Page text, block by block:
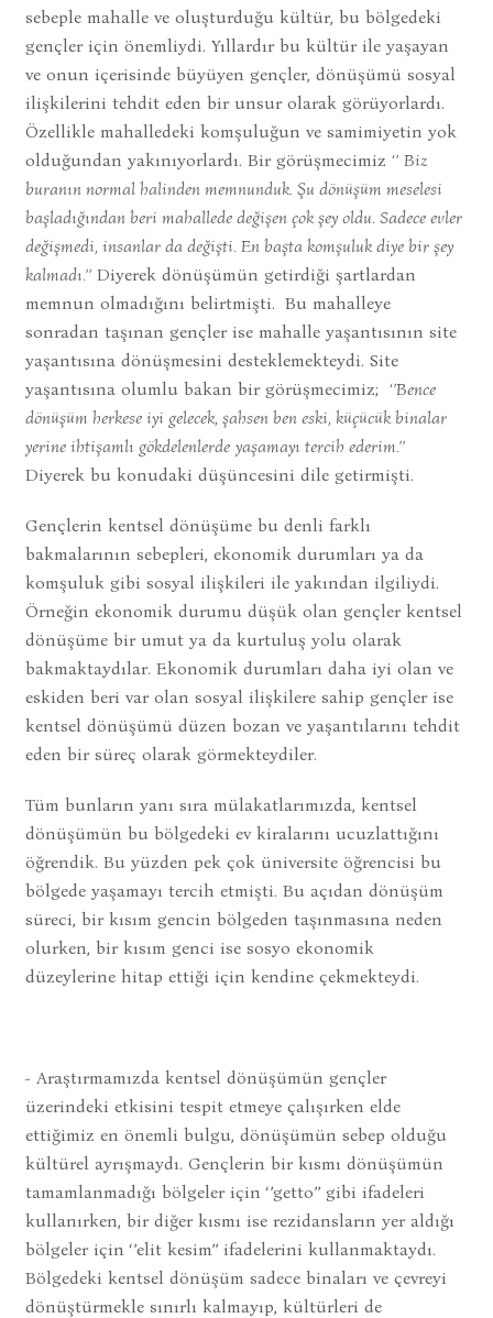
sebeple mahalle ve oluşturduğu kültür, bu bölgedeki
gençler için önemliydi. Yıllardır bu kültür ile yaşayan
ve onun içerisinde büyüyen gençler, dönüşümü sosyal
ilişkilerini tehdit eden bir unsur olarak görüyorlardı.
Özellikle mahalledeki komşuluğun ve samimiyetin yok
olduğundan yakınıyorlardı. Bir görüşmecimiz ‘’ Biz
buranın normal halinden memnunduk. Şu dönüşüm meselesi
başladığından beri mahallede değişen çok şey oldu. Sadece evler
değişmedi, insanlar da değişti. En başta komşuluk diye bir şey
kalmadı.’’Diyerek dönüşümün getirdiği şartlardan
memnun olmadığını belirtmişti. Bu mahalleye
sonradan taşınan gençler ise mahalle yaşantısının site
yaşantısına dönüşmesini desteklemekteydi. Site
yaşantısına olumlu bakan bir görüşmecimiz; ‘’Bence
dönüşüm herkese iyi gelecek, şahsen ben eski, küçücük binalar
yerine ihtişamlı gökdelenlerde yaşamayı tercih ederim.’’
Diyerek bu konudaki düşüncesini dile getirmişti.
Gençlerin kentsel dönüşüme bu denli farklı
bakmalarının sebepleri, ekonomik durumları ya da
komşuluk gibi sosyal ilişkileri ile yakından ilgiliydi.
Örneğin ekonomik durumu düşük olan gençler kentsel
dönüşüme bir umut ya da kurtuluş yolu olarak
bakmaktaydılar. Ekonomik durumları daha iyi olan ve
eskiden beri var olan sosyal ilişkilere sahip gençler ise
kentsel dönüşümü düzen bozan ve yaşantılarını tehdit
eden bir süreç olarak görmekteydiler.
Tüm bunların yanı sıra mülakatlarımızda, kentsel
dönüşümün bu bölgedeki ev kiralarını ucuzlattığını
öğrendik. Bu yüzden pek çok üniversite öğrencisi bu
bölgede yaşamayı tercih etmişti. Bu açıdan dönüşüm
süreci, bir kısım gencin bölgeden taşınmasına neden
olurken, bir kısım genci ise sosyo ekonomik
düzeylerine hitap ettiği için kendine çekmekteydi.
- Araştırmamızda kentsel dönüşümün gençler
üzerindeki etkisini tespit etmeye çalışırken elde
ettiğimiz en önemli bulgu, dönüşümün sebep olduğu
kültürel ayrışmaydı. Gençlerin bir kısmı dönüşümün
tamamlanmadığı bölgeler için ‘’getto’’ gibi ifadeleri
kullanırken, bir diğer kısmı ise rezidansların yer aldığı
bölgeler için ‘’elit kesim’’ ifadelerini kullanmaktaydı.
Bölgedeki kentsel dönüşüm sadece binaları ve çevreyi
dönüştürmekle sınırlı kalmayıp, kültürleri de